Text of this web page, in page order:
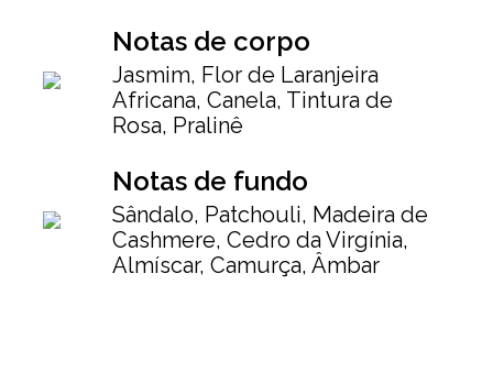
Notas de corpo
Jasmim, Flor de Laranjeira
Africana, Canela, Tintura de
Rosa, Pralinê
Notas de fundo
Sândalo, Patchouli, Madeira de
Cashmere, Cedro da Virgínia,
Almíscar, Camurça, Âmbar